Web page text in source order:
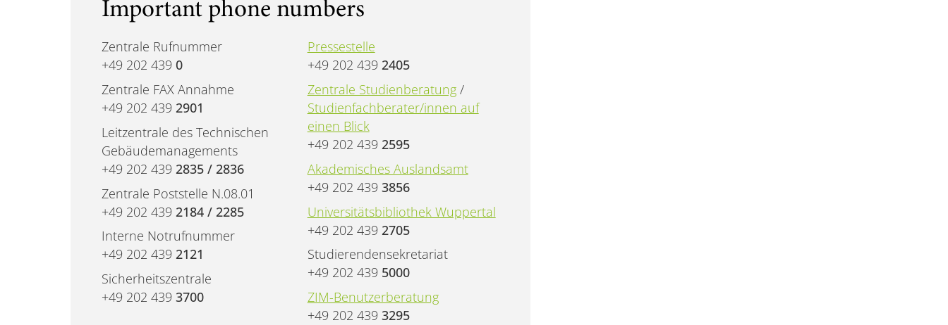
Important phone numbers
Zentrale Rufnummer
+49 202 439 0
Zentrale FAX Annahme
+49 202 439 2901
Leitzentrale des Technischen
Gebäudemanagements
+49 202 439 2835 / 2836
Zentrale Poststelle N.08.01
+49 202 439 2184 / 2285
Interne Notrufnummer
+49 202 439 2121
Sicherheitszentrale
+49 202 439 3700
Pressestelle
+49 202 439 2405
Zentrale Studienberatung/
Studienfachberater/innen auf
einen Blick
+49 202 439 2595
Akademisches Auslandsamt
+49 202 439 3856
Universitätsbibliothek Wuppertal
+49 202 439 2705
Studierendensekretariat
+49 202 439 5000
ZIM-Benutzerberatung
+49 202 439 3295